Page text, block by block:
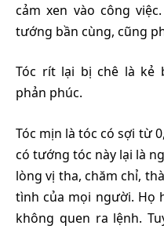
cảm xen vào công
tướng bần cùng, cũng
Tóc rít lại bị chê là kẻ
phản phúc.
Tóc mịn là tóc có sợi từ
có tướng tóc này lại là
lòng vị tha, chăm chỉ,
tình của mọi người. Họ
không quen ra lệnh.